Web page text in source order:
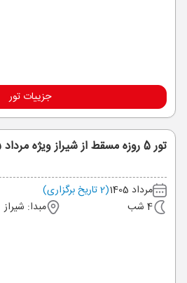
جزییات تور
تور 5 روزه مسقط از شیراز ویژه مرداد 1405
مرداد 1405
(2 تاریخ برگزاری)
4 شب
مبدا: شیراز